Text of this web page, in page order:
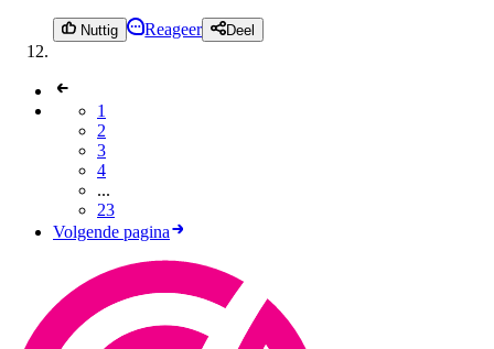
Nuttig Reageer Deel
1
2
3
4
...
23
Volgende pagina